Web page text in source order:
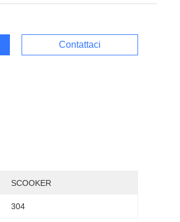
Contattaci
SCOOKER
304